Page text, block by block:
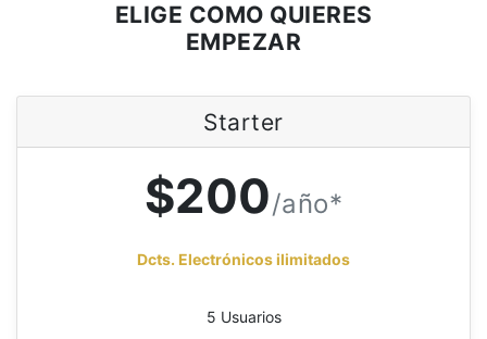
ELIGE COMO QUIERES
EMPEZAR
Starter
$200/año*
Dcts. Electrónicos ilimitados
5 Usuarios